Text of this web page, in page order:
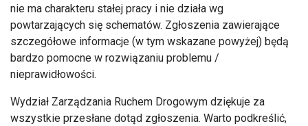
nie ma charakteru stałej pracy i nie działa wg
powtarzających się schematów. Zgłoszenia zawierające
szczegółowe informacje (w tym wskazane powyżej) będą
bardzo pomocne w rozwiązaniu problemu /
nieprawidłowości.
Wydział Zarządzania Ruchem Drogowym dziękuje za
wszystkie przesłane dotąd zgłoszenia. Warto podkreślić,